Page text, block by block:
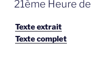
OP
21ème Heure
Texte extrait
Texte complet